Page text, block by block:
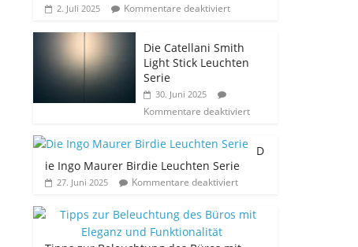
2. Juli 2025 Kommentare deaktiviert
Die Catellani Smith
Light Stick Leuchten
Serie
30. Juni 2025
Kommentare deaktiviert
D
ie Ingo Maurer Birdie Leuchten Serie
27. Juni 2025 Kommentare deaktiviert